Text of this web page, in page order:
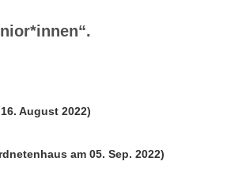
August 2022)
am 05. Sep. 2022)